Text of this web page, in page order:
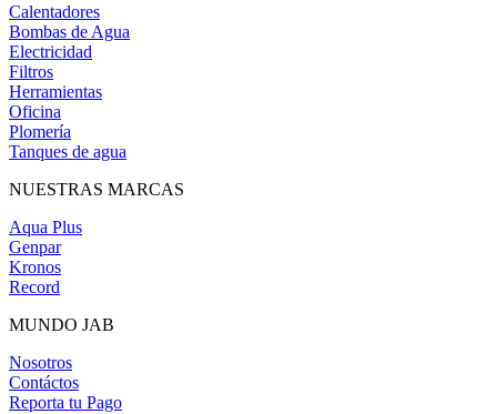
Calentadores
Bombas de Agua
Electricidad
Filtros
Herramientas
Oficina
Plomería
Tanques de agua
NUESTRAS MARCAS
Aqua Plus
Genpar
Kronos
Record
MUNDO JAB
Nosotros
Contáctos
Reporta tu Pago